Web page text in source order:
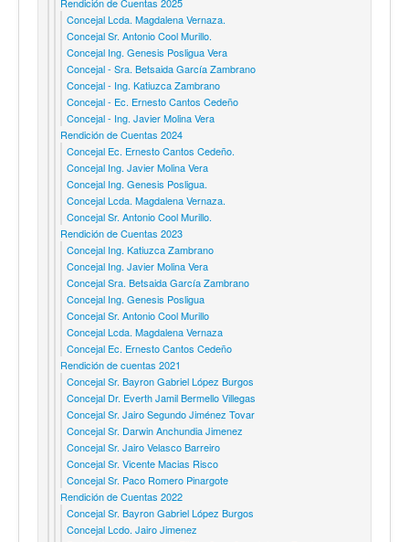
Concejal Lcda. Magdalena Vernaza.
Concejal Sr. Antonio Cool Murillo.
Concejal Ing. Genesis Posligua Vera
Concejal - Sra. Betsaida García Zambrano
Concejal - Ing. Katiuzca Zambrano
Concejal - Ec. Ernesto Cantos Cedeño
Concejal - Ing. Javier Molina Vera
Rendición de Cuentas 2024
Concejal Ec. Ernesto Cantos Cedeño.
Concejal Ing. Javier Molina Vera
Concejal Ing. Genesis Posligua.
Concejal Lcda. Magdalena Vernaza.
Concejal Sr. Antonio Cool Murillo.
Rendición de Cuentas 2023
Concejal Ing. Katiuzca Zambrano
Concejal Ing. Javier Molina Vera
Concejal Sra. Betsaida García Zambrano
Concejal Ing. Genesis Posligua
Concejal Sr. Antonio Cool Murillo
Concejal Lcda. Magdalena Vernaza
Concejal Ec. Ernesto Cantos Cedeño
Rendición de cuentas 2021
Concejal Sr. Bayron Gabriel López Burgos
Concejal Dr. Everth Jamil Bermello Villegas
Concejal Sr. Jairo Segundo Jiménez Tovar
Concejal Sr. Darwin Anchundia Jimenez
Concejal Sr. Jairo Velasco Barreiro
Concejal Sr. Vicente Macias Risco
Concejal Sr. Paco Romero Pinargote
Rendición de Cuentas 2022
Concejal Sr. Bayron Gabriel López Burgos
Concejal Lcdo. Jairo Jimenez